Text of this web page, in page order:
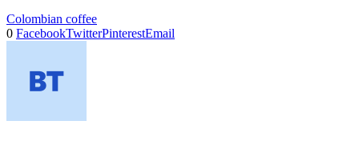
Colombian coffee
0 FacebookTwitterPinterestEmail